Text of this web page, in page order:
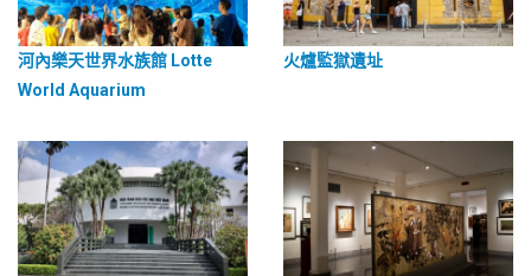
河內樂天世界水族館 Lotte
World Aquarium
火爐監獄遺址